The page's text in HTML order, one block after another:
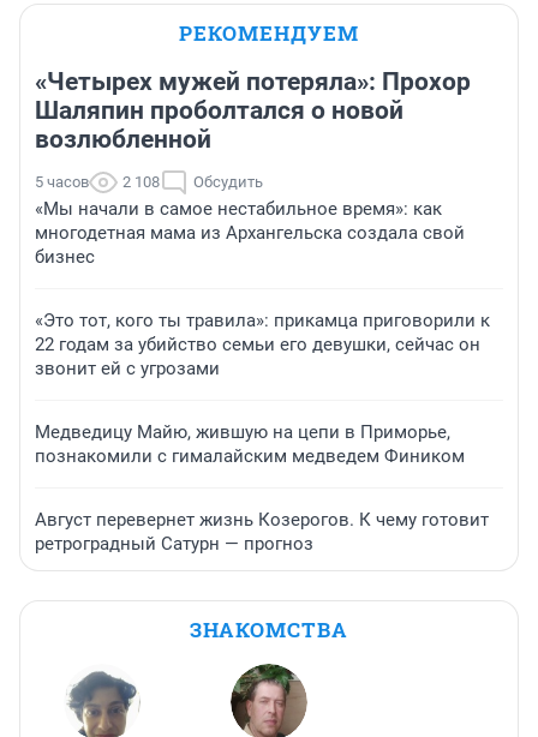
РЕКОМЕНДУЕМ
«Четырех мужей потеряла»: Прохор
Шаляпин проболтался о новой
возлюбленной
5 часов 2 108 Обсудить
«Мы начали в самое нестабильное время»: как
многодетная мама из Архангельска создала свой
бизнес
«Это тот, кого ты травила»: прикамца приговорили к
22 годам за убийство семьи его девушки, сейчас он
звонит ей с угрозами
Медведицу Майю, жившую на цепи в Приморье,
познакомили с гималайским медведем Фиником
Август перевернет жизнь Козерогов. К чему готовит
ретроградный Сатурн — прогноз
ЗНАКОМСТВА